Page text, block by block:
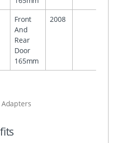
Front
And
Rear
Door
165mm
2008